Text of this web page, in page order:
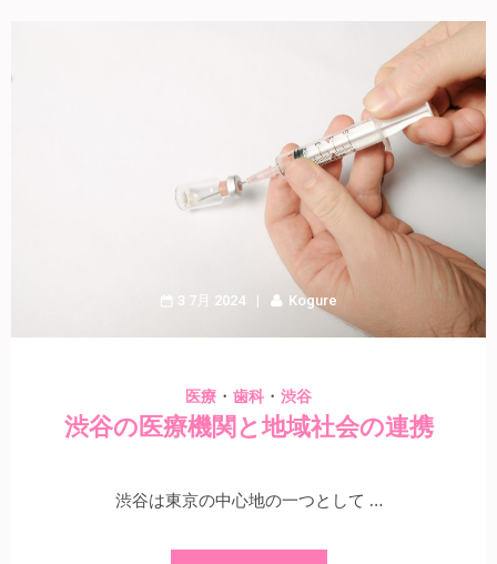
3 7月 2024 Kogure
医療 ・ 歯科 ・ 渋谷
渋谷の医療機関と地域社会の連携
渋谷は東京の中心地の一つとして …